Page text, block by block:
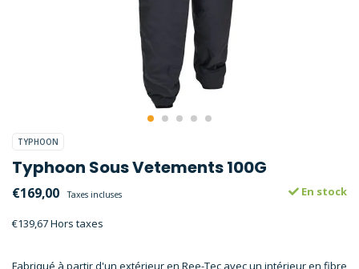
TYPHOON
Typhoon Sous Vetements 100G
€169,00 Taxes incluses
€139,67 Hors taxes
En stock
Fabriqué à partir d'un extérieur en Ree-Tec avec un intérieur en fibre